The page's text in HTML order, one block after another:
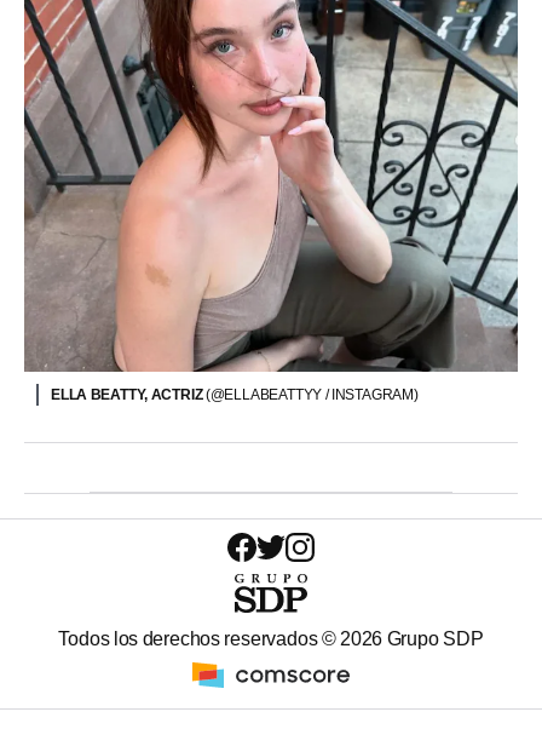
ELLA BEATTY, ACTRIZ(@ELLABEATTYY / INSTAGRAM)
Todos los derechos reservados © 2026 Grupo SDP